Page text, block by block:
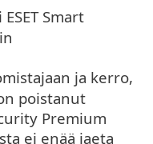
Smart
ja kerro,
poistanut
Premium
ei enää jaeta